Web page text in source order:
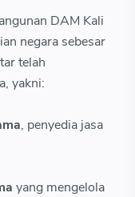
DAM Kali
negara sebesar
telah
yakni:
, penyedia jasa
yang mengelola